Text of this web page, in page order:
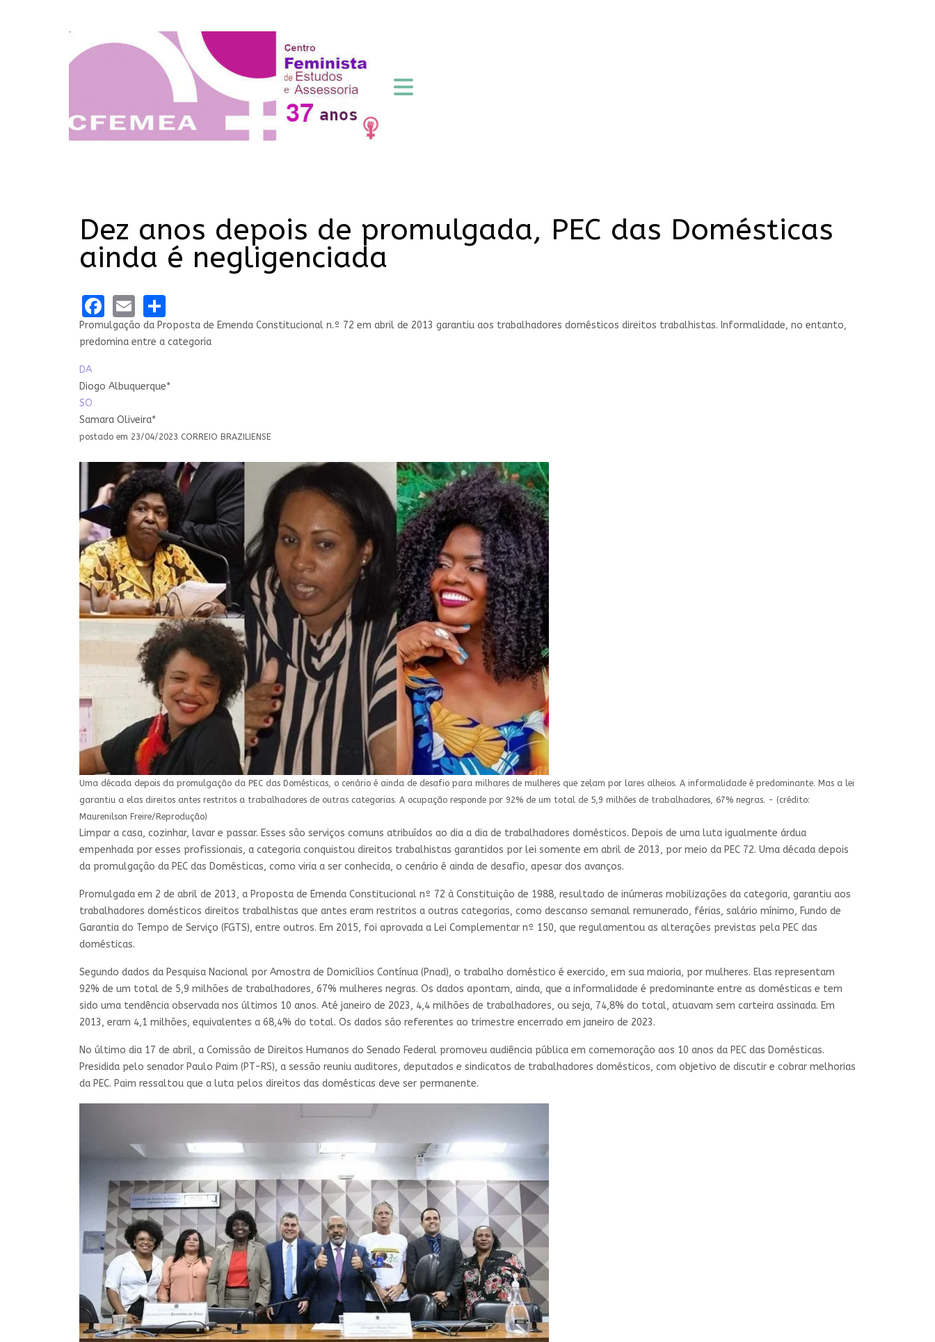
Dez anos depois de promulgada, PEC das Domésticas
ainda é negligenciada
Facebook
Email
Promulgação da Proposta de Emenda Constitucional n.º 72 em abril de 2013 garantiu aos trabalhadores domésticos direitos trabalhistas. Informalidade, no entanto,
predomina entre a categoria
DA
Diogo Albuquerque*
SO
Samara Oliveira*
postado em 23/04/2023 CORREIO BRAZILIENSE
Uma década depois da promulgação da PEC das Domésticas, o cenário é ainda de desafio para milhares de mulheres que zelam por lares alheios. A informalidade é predominante. Mas a lei
garantiu a elas direitos antes restritos a trabalhadores de outras categorias. A ocupação responde por 92% de um total de 5,9 milhões de trabalhadores, 67% negras. - (crédito:
Maurenilson Freire/Reprodução)
Limpar a casa, cozinhar, lavar e passar. Esses são serviços comuns atribuídos ao dia a dia de trabalhadores domésticos. Depois de uma luta igualmente árdua
empenhada por esses profissionais, a categoria conquistou direitos trabalhistas garantidos por lei somente em abril de 2013, por meio da PEC 72. Uma década depois
da promulgação da PEC das Domésticas, como viria a ser conhecida, o cenário é ainda de desafio, apesar dos avanços.
Promulgada em 2 de abril de 2013, a Proposta de Emenda Constitucional nº 72 à Constituição de 1988, resultado de inúmeras mobilizações da categoria, garantiu aos
trabalhadores domésticos direitos trabalhistas que antes eram restritos a outras categorias, como descanso semanal remunerado, férias, salário mínimo, Fundo de
Garantia do Tempo de Serviço (FGTS), entre outros. Em 2015, foi aprovada a Lei Complementar nº 150, que regulamentou as alterações previstas pela PEC das
domésticas.
Segundo dados da Pesquisa Nacional por Amostra de Domicílios Contínua (Pnad), o trabalho doméstico é exercido, em sua maioria, por mulheres. Elas representam
92% de um total de 5,9 milhões de trabalhadores, 67% mulheres negras. Os dados apontam, ainda, que a informalidade é predominante entre as domésticas e tem
sido uma tendência observada nos últimos 10 anos. Até janeiro de 2023, 4,4 milhões de trabalhadores, ou seja, 74,8% do total, atuavam sem carteira assinada. Em
2013, eram 4,1 milhões, equivalentes a 68,4% do total. Os dados são referentes ao trimestre encerrado em janeiro de 2023.
No último dia 17 de abril, a Comissão de Direitos Humanos do Senado Federal promoveu audiência pública em comemoração aos 10 anos da PEC das Domésticas.
Presidida pelo senador Paulo Paim (PT-RS), a sessão reuniu auditores, deputados e sindicatos de trabalhadores domésticos, com objetivo de discutir e cobrar melhorias
da PEC. Paim ressaltou que a luta pelos direitos das domésticas deve ser permanente.